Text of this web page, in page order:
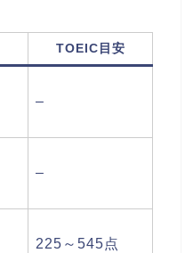
TOEIC目安
–
–
225～545点